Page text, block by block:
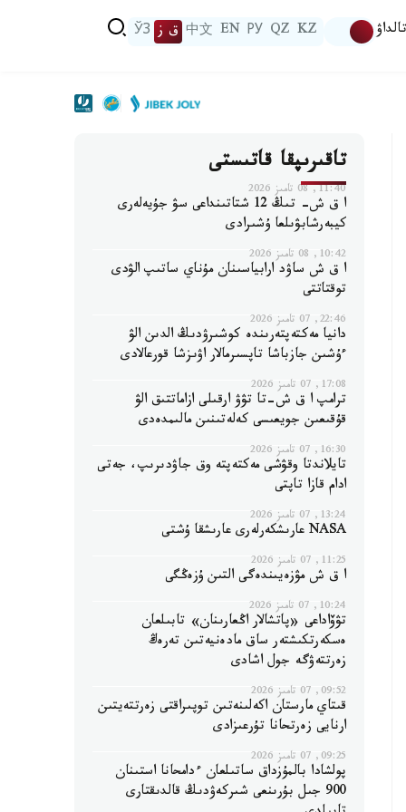
تالداۋ KZ
QZ
РУ
EN
中文 ق ز ЎЗ
تاقىرىپقا قاتىستى
11:40, 08 تامىز 2026
ا ق ش- تىڭ 12 شتاتىنداعى سۋ جۇيەلەرى
كيبەرشابۋىلعا ۇشىرادى
10:42, 08 تامىز 2026
ا ق ش ساۋد ارابياسىنان مۇناي ساتىپ الۋدى
توقتاتتى
22:46, 07 تامىز 2026
دانيا مەكتەپتەرىندە كوشىرۋدىڭ الدىن الۋ
ءۇشىن جازباشا تاپسىرمالار اۋىزشا قورعالادى
17:08, 07 تامىز 2026
ترامپ ا ق ش-تا تۋۋ ارقىلى ازاماتتىق الۋ
قۇقىعىن جويعىسى كەلەتىنىن مالىمدەدى
16:30, 07 تامىز 2026
تايلاندتا وقۋشى مەكتەپتە وق جاۋدىرىپ، جەتى
ادام قازا تاپتى
13:24, 07 تامىز 2026
NASA عارىشكەرلەرى عارىشقا ۇشتى
11:25, 07 تامىز 2026
ا ق ش مۋزەيىندەگى التىن ۇزەڭگى
10:24, 07 تامىز 2026
تۋۆاداعى «پاتشالار اڭعارىنان» تابىلعان
ەسكەرتكىشتەر ساق مادەنيەتىن تەرەڭ
زەرتتەۋگە جول اشادى
09:52, 07 تامىز 2026
قىتاي مارستان اكەلىنەتىن توپىراقتى زەرتتەيتىن
ارنايى زەرتحانا تۇرعىزادى
09:25, 07 تامىز 2026
پولشادا بالمۇزداق ساتىلعان ءدامحانا استىنان
900 جىل بۇرىنعى شىركەۋدىڭ قالدىقتارى